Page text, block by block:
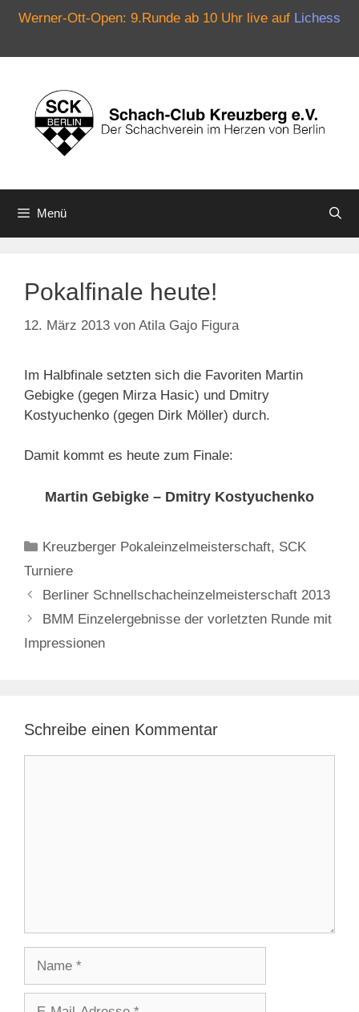
Werner-Ott-Open: 9.Runde ab 10 Uhr live auf Lichess
springen
Menü
Pokalfinale heute!
12. März 2013 von Atila Gajo Figura
Im Halbfinale setzten sich die Favoriten Martin
Gebigke (gegen Mirza Hasic) und Dmitry
Kostyuchenko (gegen Dirk Möller) durch.
Damit kommt es heute zum Finale:
Martin Gebigke – Dmitry Kostyuchenko
Kategorien
Kreuzberger Pokaleinzelmeisterschaft, SCK
Turniere
Berliner Schnellschacheinzelmeisterschaft 2013
BMM Einzelergebnisse der vorletzten Runde mit
Impressionen
Schreibe einen Kommentar